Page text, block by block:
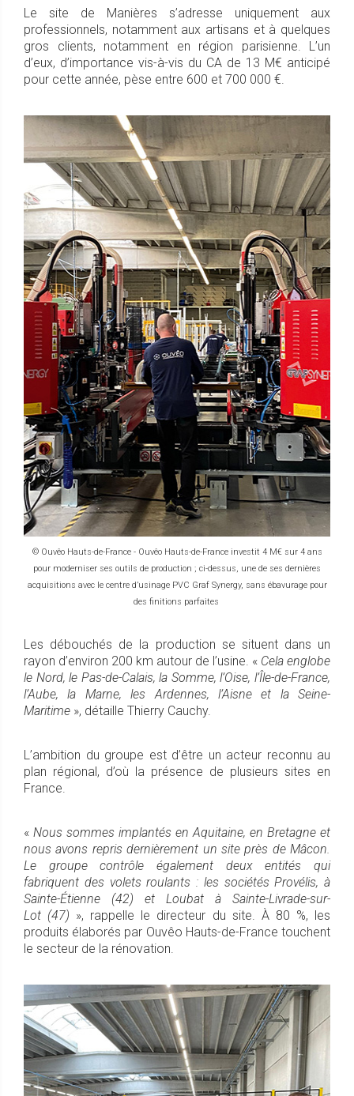
Le site de Manières s’adresse uniquement aux
professionnels, notamment aux artisans et à quelques
gros clients, notamment en région parisienne. L’un
d’eux, d’importance vis-à-vis du CA de 13 M€ anticipé
pour cette année, pèse entre 600 et 700 000 €.
© Ouvêo Hauts-de-France - Ouvêo Hauts-de-France investit 4 M€ sur 4 ans
pour moderniser ses outils de production ; ci-dessus, une de ses dernières
acquisitions avec le centre d’usinage PVC Graf Synergy, sans ébavurage pour
des finitions parfaites
Les débouchés de la production se situent dans un
rayon d’environ 200 km autour de l’usine. « Cela englobe
le Nord, le Pas-de-Calais, la Somme, l’Oise, l’Île-de-France,
l’Aube, la Marne, les Ardennes, l’Aisne et la Seine-
Maritime », détaille Thierry Cauchy.
L’ambition du groupe est d’être un acteur reconnu au
plan régional, d’où la présence de plusieurs sites en
France.
« Nous sommes implantés en Aquitaine, en Bretagne et
nous avons repris dernièrement un site près de Mâcon.
Le groupe contrôle également deux entités qui
fabriquent des volets roulants : les sociétés Provélis, à
Sainte-Étienne (42) et Loubat à Sainte-Livrade-sur-
Lot (47) », rappelle le directeur du site. À 80 %, les
produits élaborés par Ouvêo Hauts-de-France touchent
le secteur de la rénovation.